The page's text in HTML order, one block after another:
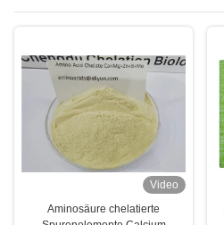
Mikronährstoffdüngemittel
Video
Aminosäure chelatierte